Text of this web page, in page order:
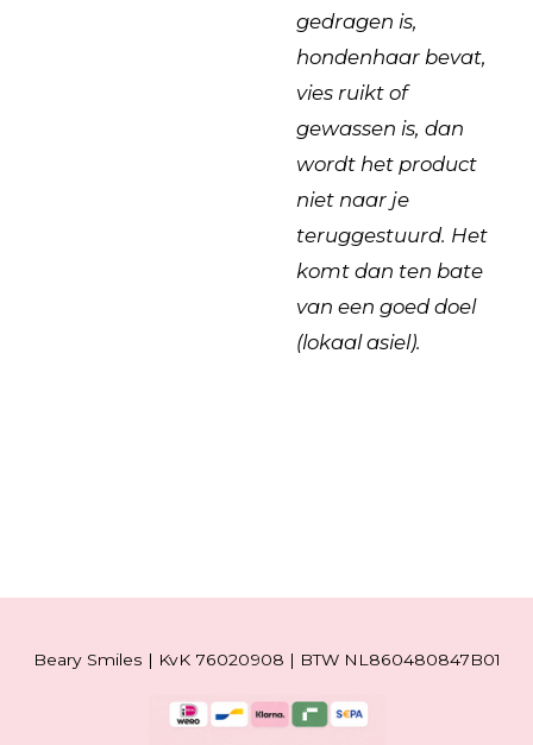
gedragen is,
hondenhaar bevat,
vies ruikt of
gewassen is, dan
wordt het product
niet naar je
teruggestuurd. Het
komt dan ten bate
van een goed doel
(lokaal asiel).
Beary Smiles | KvK 76020908 | BTW NL860480847B01